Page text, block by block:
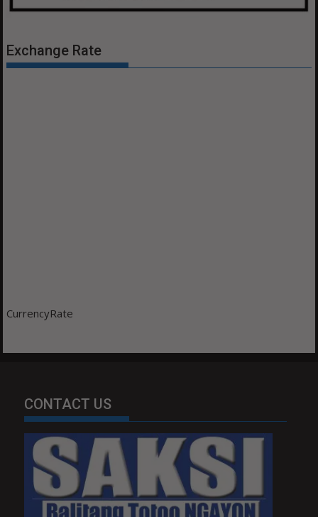
Exchange Rate
CurrencyRate
CONTACT US